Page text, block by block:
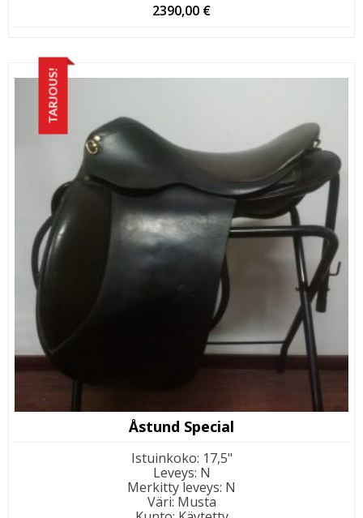
2390,00 €
TARJOUS!
Åstund Special
Istuinkoko: 17,5"
Leveys: N
Merkitty leveys: N
Väri: Musta